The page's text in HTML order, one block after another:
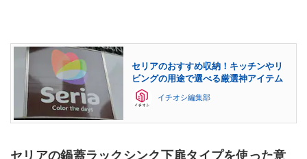
セリアのおすすめ収納！キッチンやリ
ビングの用途で選べる厳選神アイテム
イチオシ編集部
セリアの鍋蓋ラックシンク下扉タイプを使った意